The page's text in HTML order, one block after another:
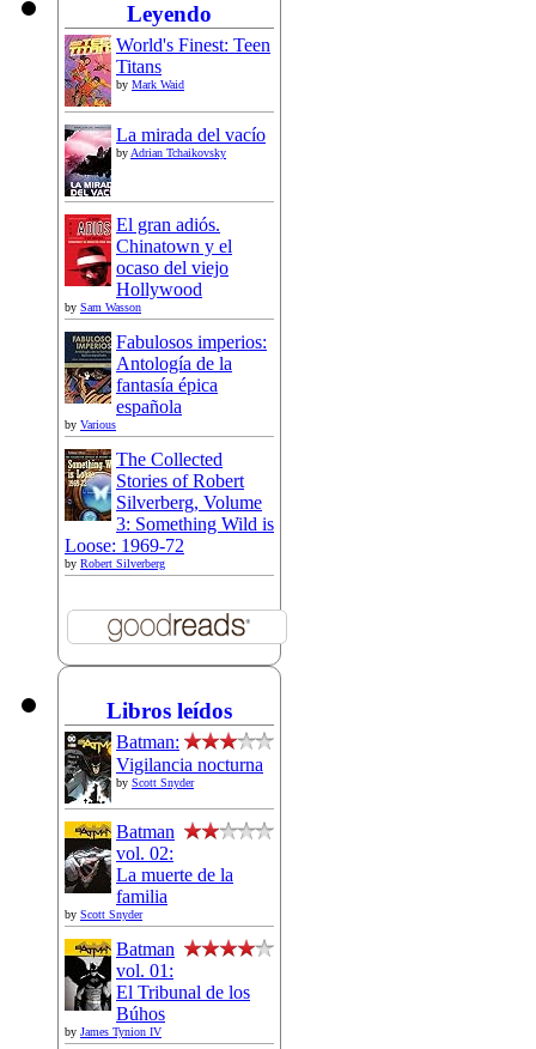
Leyendo
World's Finest: Teen
Titans
by Mark Waid
La mirada del vacío
byAdrian Tchaikovsky
El gran adiós.
Chinatown y el
ocaso del viejo
Hollywood
by Sam Wasson
Fabulosos imperios:
Antología de la
fantasía épica
española
by Various
The Collected
Stories of Robert
Silverberg, Volume
3: Something Wild is
Loose: 1969-72
by Robert Silverberg
Libros leídos
Batman:
Vigilancia nocturna
by Scott Snyder
Batman
vol. 02:
La muerte de la
familia
by Scott Snyder
Batman
vol. 01:
El Tribunal de los
Búhos
by James Tynion IV